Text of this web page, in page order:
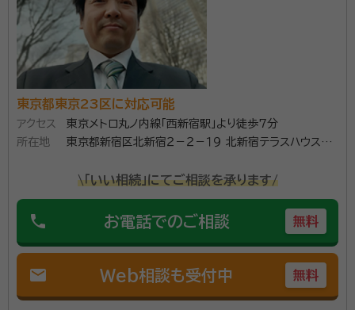
も扱い、部隊間の連絡・調整業務も行い、2015年9月定
年を迎えました。 翌年、行政書士に登録してから、今日
まで多種多様な業務を手がけて参りましたが、相続・遺
言業務に特化することを決めました。
資格等：
行政書士、入管取次、不当要求防止責任者、著作権相談員、
防火・防災管理者
所属団体：日本行政書士会連合会、東京都行政書士会
東京都東京23区に対応可能
アクセス
東京メトロ丸ノ内線「西新宿駅」より徒歩7分
所在地
東京都新宿区北新宿２－２－１９ 北新宿テラスハウス南
\「いい相続」にてご相談を承ります/
phone お電話でのご相談 無料
mail Web相談も受付中 無料